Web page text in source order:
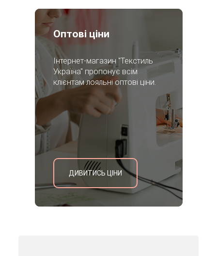
Оптові ціни
Інтернет-магазин "Текстиль
Україна" пропонує всім
клієнтам лояльні оптові ціни.
ДИВИТИСЬ ЦІНИ